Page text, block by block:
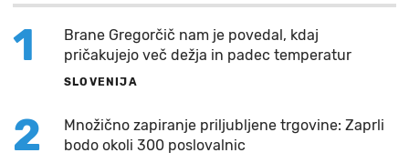
1
Brane Gregorčič nam je povedal, kdaj
pričakujejo več dežja in padec temperatur
SLOVENIJA
2
Množično zapiranje priljubljene trgovine: Zaprli
bodo okoli 300 poslovalnic